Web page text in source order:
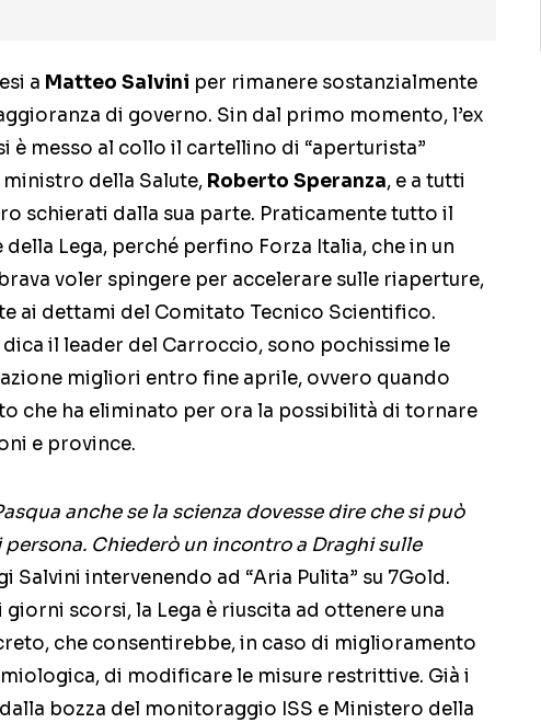
a Matteo Salvini per rimanere sostanzialmente
di governo. Sin dal primo momento, l’ex
è messo al collo il cartellino di “aperturista”
della Salute, Roberto Speranza, e a tutti
schierati dalla sua parte. Praticamente tutto il
Lega, perché perfino Forza Italia, che in un
voler spingere per accelerare sulle riaperture,
ai dettami del Comitato Tecnico Scientifico.
dica il leader del Carroccio, sono pochissime le
migliori entro fine aprile, ovvero quando
che ha eliminato per ora la possibilità di tornare
e province.
anche se la scienza dovesse dire che si può
Chiederò un incontro a Draghi sulle
Salvini intervenendo ad “Aria Pulita” su 7Gold.
scorsi, la Lega è riuscita ad ottenere una
che consentirebbe, in caso di miglioramento
di modificare le misure restrittive. Già i
bozza del monitoraggio ISS e Ministero della